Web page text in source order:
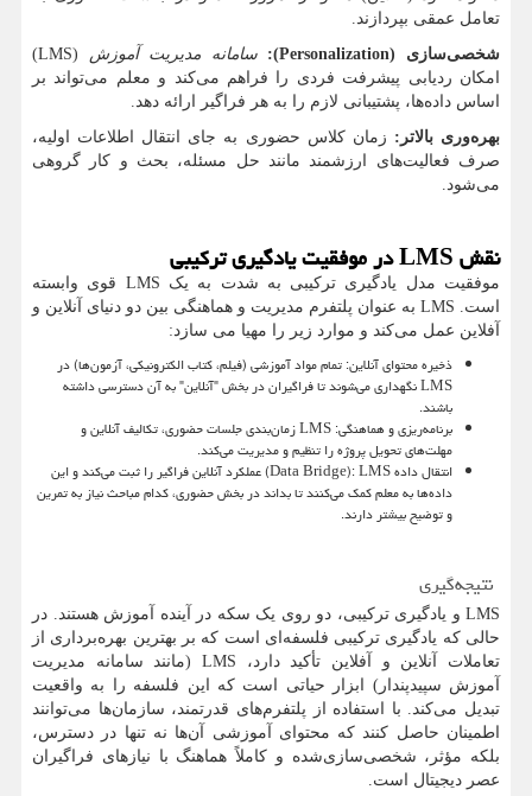
تعامل عمقی بپردازند.
شخصی‌سازی (Personalization
): سامانه مدیریت آموزش (
LMS
)
امکان ردیابی پیشرفت فردی را فراهم می‌کند و معلم می‌تواند بر
اساس داده‌ها، پشتیبانی لازم را به هر فراگیر ارائه دهد.
بهره‌وری بالاتر: زمان کلاس حضوری به جای انتقال اطلاعات اولیه،
صرف فعالیت‌های ارزشمند مانند حل مسئله، بحث و کار گروهی
می‌شود.
نقشLMSدر موفقیت یادگیری ترکیبی
موفقیت مدل یادگیری ترکیبی به شدت به یک LMS قوی وابسته
است. LMS به عنوان پلتفرم مدیریت و هماهنگی بین دو دنیای آنلاین و
آفلاین عمل می‌کند و موارد زیر را مهیا می سازد:
ذخیره محتوای آنلاین: تمام مواد آموزشی (فیلم، کتاب الکترونیکی، آزمون‌ها) در
LMSنگهداری می‌شوند تا فراگیران در بخش "آنلاین" به آن دسترسی داشته
باشند.
برنامه‌ریزی و هماهنگی:LMSزمان‌بندی جلسات حضوری، تکالیف آنلاین و
مهلت‌های تحویل پروژه را تنظیم و مدیریت می‌کند.
انتقال داده(Data Bridge): LMSعملکرد آنلاین فراگیر را ثبت می‌کند و این
داده‌ها به معلم کمک می‌کنند تا بداند در بخش حضوری، کدام مباحث نیاز به تمرین
و توضیح بیشتر دارند.
نتیجه‌گیری
LMS و یادگیری ترکیبی، دو روی یک سکه در آینده آموزش هستند. در
حالی که یادگیری ترکیبی فلسفه‌ای است که بر بهترین بهره‌برداری از
تعاملات آنلاین و آفلاین تأکید دارد، LMS (مانند سامانه مدیریت
آموزش سپیدپندار) ابزار حیاتی است که این فلسفه را به واقعیت
تبدیل می‌کند. با استفاده از پلتفرم‌های قدرتمند، سازمان‌ها می‌توانند
اطمینان حاصل کنند که محتوای آموزشی آن‌ها نه تنها در دسترس،
بلکه مؤثر، شخصی‌سازی‌شده و کاملاً هماهنگ با نیازهای فراگیران
عصر دیجیتال است.